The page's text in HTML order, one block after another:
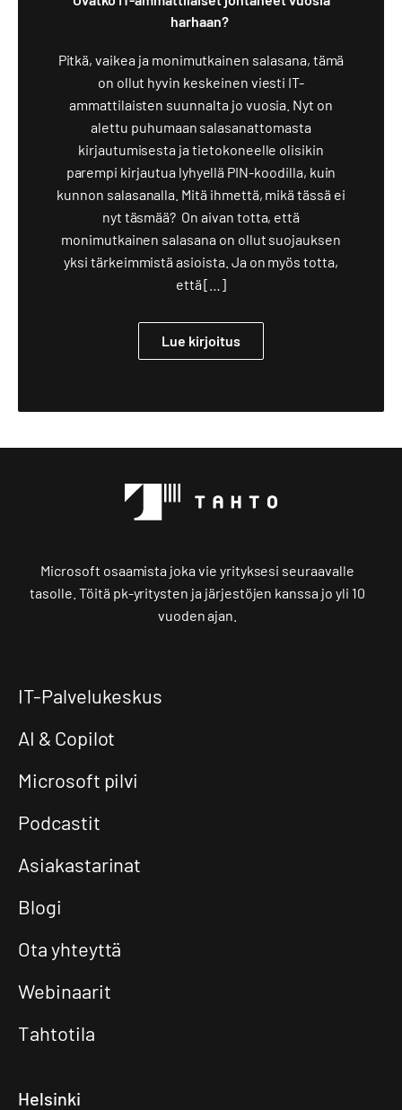
harhaan?
Pitkä, vaikea ja monimutkainen salasana, tämä
on ollut hyvin keskeinen viesti IT-
ammattilaisten suunnalta jo vuosia. Nyt on
alettu puhumaan salasanattomasta
kirjautumisesta ja tietokoneelle olisikin
parempi kirjautua lyhyellä PIN-koodilla, kuin
kunnon salasanalla. Mitä ihmettä, mikä tässä ei
nyt täsmää? On aivan totta, että
monimutkainen salasana on ollut suojauksen
yksi tärkeimmistä asioista. Ja on myös totta,
että […]
Lue kirjoitus
Microsoft osaamista joka vie yrityksesi seuraavalle
tasolle. Töitä pk-yritysten ja järjestöjen kanssa jo yli 10
vuoden ajan.
IT-Palvelukeskus
AI & Copilot
Microsoft pilvi
Podcastit
Asiakastarinat
Blogi
Ota yhteyttä
Webinaarit
Tahtotila
Helsinki